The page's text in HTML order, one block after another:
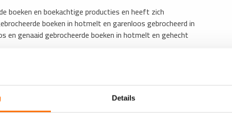
Details
boeken en boekachtige producties en heeft zich
boeken in hotmelt en garenloos gebrocheerd in
en genaaid gebrocheerde boeken in hotmelt en gehecht
en hechten
over de bundeling: ‘Met deze fusie versterken we onze
van werkzaamheden, genaaid gebrocheerd in hotmelt en
uitbreiding in het hechten en het verzorgen van uw